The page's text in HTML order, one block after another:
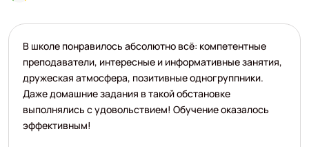
В школе понравилось абсолютно всё: компетентные
преподаватели, интересные и информативные занятия,
дружеская атмосфера, позитивные одногруппники.
Даже домашние задания в такой обстановке
выполнялись с удовольствием! Обучение оказалось
эффективным!